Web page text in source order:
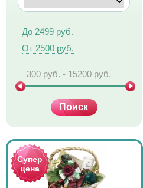
До 2499 руб.
От 2500 руб.
Супер
цена